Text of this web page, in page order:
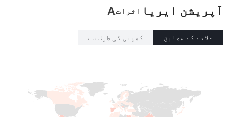
آپریشن ایریا اثراتA
علاقے کے مطابق کمپنی کی طرف سے